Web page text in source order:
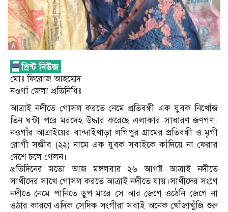
মোঃ ফিরোজ আহম্মেদ
নওগাঁ জেলা প্রতিনিধিঃ
আত্রাই নদীতে গোসল করতে নেমে প্রতিবন্ধী এক যুবক নিখোঁজ
তিন ঘন্টা পরে মরদেহ উদ্ধার করেছে এলাকার সাধারণ জণগণ।
নওগাঁর আত্রাইয়ের বান্দাইখাড়া লগিপুর গ্রামের প্রতিবন্ধী ও মৃগী
রোগী সজীব (২২) নামে এক যুবক সবাইকে কাঁদিয়ে না ফেরার
দেশে চলে গেলন।
প্রতিদিনের মতো আজ মঙ্গলবার ২৬ আগষ্ট আত্রাই নদীতে
সাথীদের সাথে গোসল করতে আত্রাই নদীতে যায়।সাথীদের সংগে
নদীতে নেমে পানিতে ডুপ মারে সে আর জেগে ওঠেনি জেগে না
ওঠার কারণে এদিক সেদিক সংগীরা সবাই অনেক খোঁজাখুঁজি শুরু